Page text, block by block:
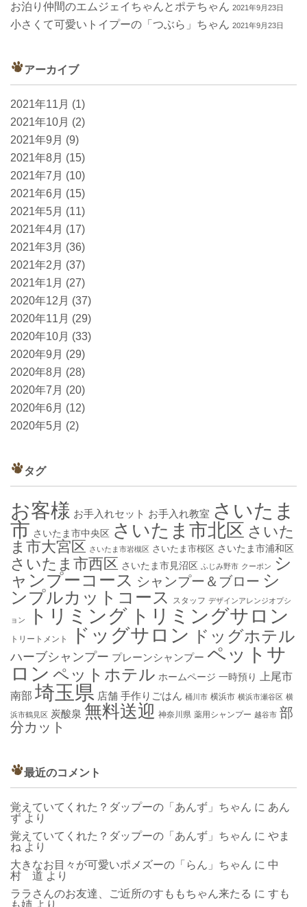
お泊り仲間のエムジェイちゃんとポテちゃん 2021年9月23日
小さくて可愛いトイプーの「つぶら」ちゃん 2021年9月23日
アーカイブ
2021年11月 (1)
2021年10月 (2)
2021年9月 (9)
2021年8月 (15)
2021年7月 (10)
2021年6月 (15)
2021年5月 (11)
2021年4月 (17)
2021年3月 (36)
2021年2月 (37)
2021年1月 (27)
2020年12月 (37)
2020年11月 (29)
2020年10月 (33)
2020年9月 (29)
2020年8月 (28)
2020年7月 (20)
2020年6月 (12)
2020年5月 (2)
タグ
お客様 お手入れセット お手入れ教室 さいたま
市 さいたま市中央区 さいたま市北区 さいた
ま市大宮区 さいたま市岩槻区 さいたま市桜区 さいたま市浦和区
さいたま市西区 さいたま市見沼区 ふじみ野市 クーポン
シ
ャンプーコース シャンプー＆ブロー シ
ンプルカットコース
スタッフ デザインアレンジオプシ
ョン トリミング トリミングサロン
トリートメント ドッグサロン ドッグホテル
ハーブシャンプー プレーンシャンプー ペットサ
ロン ペットホテル ホームページ 一時預り
上尾市
南部 埼玉県 店舗 手作りごはん 桶川市 横浜市 横浜市瀬谷区 横
浜市鶴見区 炭酸泉 無料送迎 神奈川県 薬用シャンプー 越谷市 部
分カット
最近のコメント
覚えていてくれた？ダップーの「あんず」ちゃん に あん
ず より
覚えていてくれた？ダップーの「あんず」ちゃん に やま
ね より
大きなお目々が可愛いポメズーの「らん」ちゃん に 中
村 道 より
ララさんのお友達、ご近所のすももちゃん来たる に すも